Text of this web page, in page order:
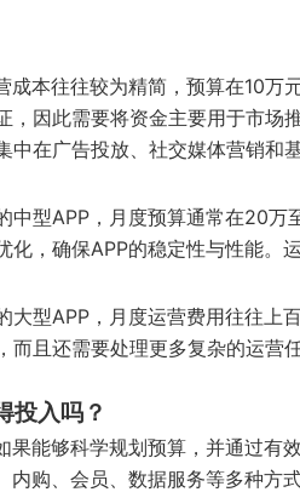
本往往较为精简，预算在10万
，因此需要将资金主要用于市
在广告投放、社交媒体营销和
中型APP，月度预算通常在20
化，确保APP的稳定性与性能。
大型APP，月度运营费用往往上
而且还需要处理更多复杂的运营
投入吗？
能够科学规划预算，并通过有
内购、会员、数据服务等多种